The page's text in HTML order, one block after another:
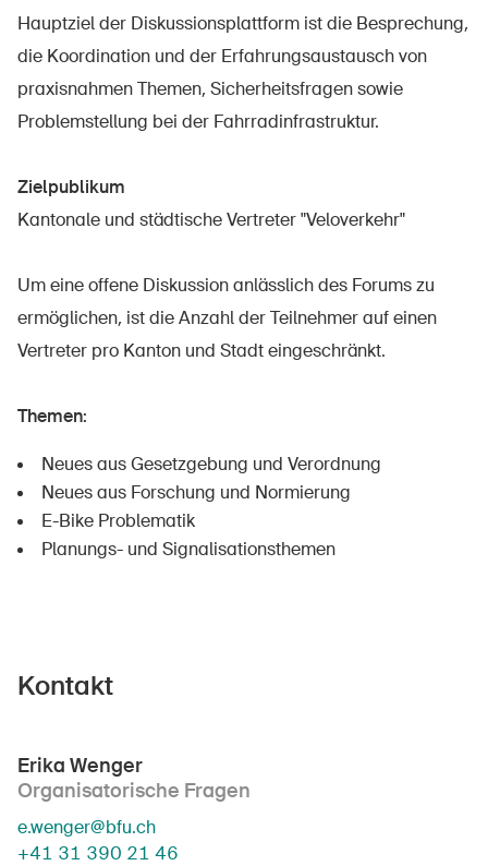
Hauptziel der Diskussionsplattform ist die Besprechung,
die Koordination und der Erfahrungsaustausch von
praxisnahmen Themen, Sicherheitsfragen sowie
Problemstellung bei der Fahrradinfrastruktur.
Zielpublikum
Kantonale und städtische Vertreter "Veloverkehr"
Um eine offene Diskussion anlässlich des Forums zu
ermöglichen, ist die Anzahl der Teilnehmer auf einen
Vertreter pro Kanton und Stadt eingeschränkt.
Themen:
Neues aus Gesetzgebung und Verordnung
Neues aus Forschung und Normierung
E-Bike Problematik
Planungs- und Signalisationsthemen
Kontakt
Erika Wenger
Organisatorische Fragen
e.wenger@bfu.ch
+41 31 390 21 46